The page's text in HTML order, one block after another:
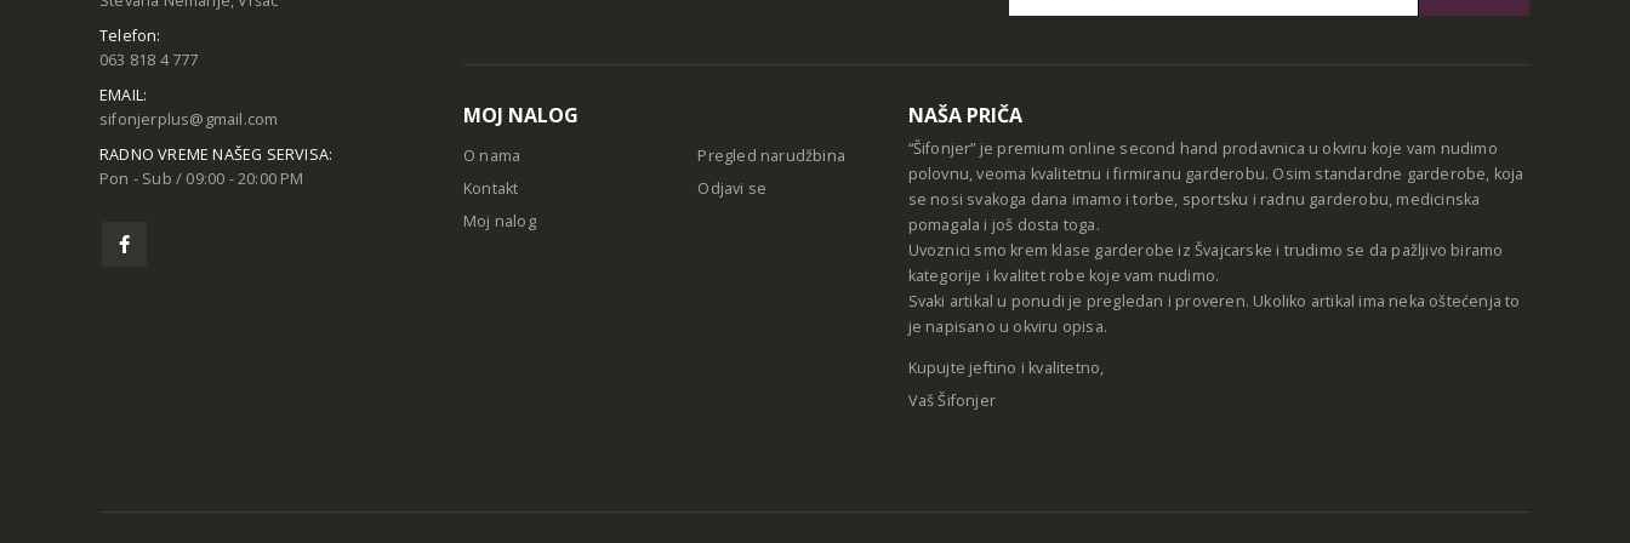
Telefon:
063 818 4 777
EMAIL:
sifonjerplus@gmail.com
RADNO VREME NAŠEG SERVISA:
Pon - Sub / 09:00 - 20:00 PM
MOJ NALOG
O nama
Kontakt
Moj nalog
Pregled narudžbina
Odjavi se
NAŠA PRIČA
“Šifonjer” je premium online second hand prodavnica u okviru koje vam nudimo
polovnu, veoma kvalitetnu i firmiranu garderobu. Osim standardne garderobe, koja
se nosi svakoga dana imamo i torbe, sportsku i radnu garderobu, medicinska
pomagala i još dosta toga.
Uvoznici smo krem klase garderobe iz Švajcarske i trudimo se da pažljivo biramo
kategorije i kvalitet robe koje vam nudimo.
Svaki artikal u ponudi je pregledan i proveren. Ukoliko artikal ima neka oštećenja to
je napisano u okviru opisa.
Kupujte jeftino i kvalitetno,
Vaš Šifonjer